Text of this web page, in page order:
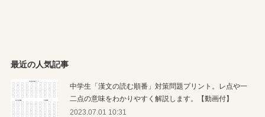
最近の人気記事
中学生「漢文の読む順番」対策問題プリント。レ点や一
二点の意味をわかりやすく解説します。【動画付】
2023.07.01 10:31